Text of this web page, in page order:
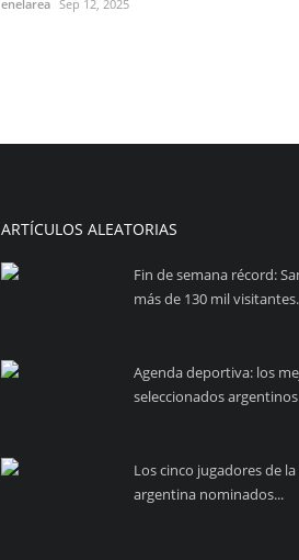
enelarea Sep 12, 2025
ARTÍCULOS ALEATORIAS
Fin de semana récord:
más de 130 mil
Agenda deportiva: los
seleccionados
Los cinco jugadores de la
argentina nominados...